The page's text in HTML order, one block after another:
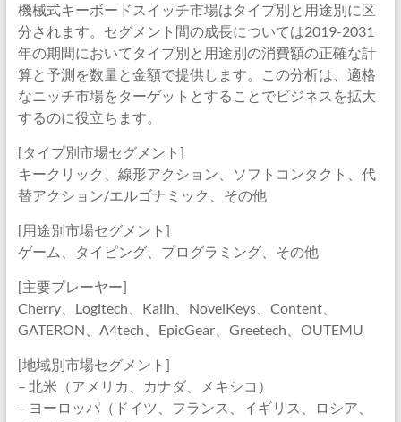
機械式キーボードスイッチ市場はタイプ別と用途別に区
分されます。セグメント間の成長については2019-2031
年の期間においてタイプ別と用途別の消費額の正確な計
算と予測を数量と金額で提供します。この分析は、適格
なニッチ市場をターゲットとすることでビジネスを拡大
するのに役立ちます。
[タイプ別市場セグメント]
キークリック、線形アクション、ソフトコンタクト、代
替アクション/エルゴナミック、その他
[用途別市場セグメント]
ゲーム、タイピング、プログラミング、その他
[主要プレーヤー]
Cherry、Logitech、Kailh、NovelKeys、Content、
GATERON、A4tech、EpicGear、Greetech、OUTEMU
[地域別市場セグメント]
– 北米（アメリカ、カナダ、メキシコ）
– ヨーロッパ（ドイツ、フランス、イギリス、ロシア、